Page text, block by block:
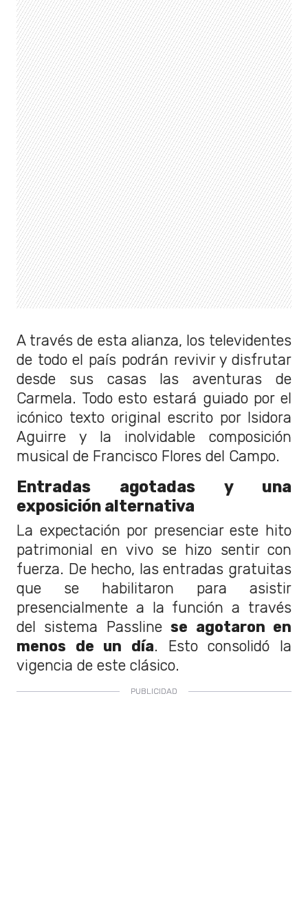
A través de esta alianza, los televidentes
de todo el país podrán revivir y disfrutar
desde sus casas las aventuras de
Carmela. Todo esto estará guiado por el
icónico texto original escrito por Isidora
Aguirre y la inolvidable composición
musical de Francisco Flores del Campo.
Entradas agotadas y una
exposición alternativa
La expectación por presenciar este hito
patrimonial en vivo se hizo sentir con
fuerza. De hecho, las entradas gratuitas
que se habilitaron para asistir
presencialmente a la función a través
del sistema Passlinese agotaron en
menos de un día. Esto consolidó la
vigencia de este clásico.